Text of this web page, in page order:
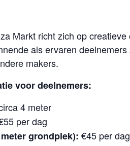
Markt richt zich op
als ervaren
makers.
voor deelnemers:
4 meter
per dag
grondplek): €45 per dag